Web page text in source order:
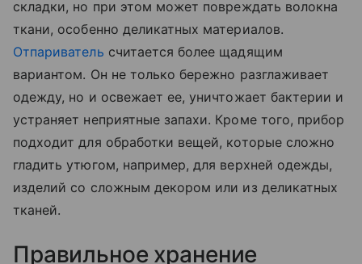
складки, но при этом может повреждать волокна
ткани, особенно деликатных материалов.
Отпариватель считается более щадящим
вариантом. Он не только бережно разглаживает
одежду, но и освежает ее, уничтожает бактерии и
устраняет неприятные запахи. Кроме того, прибор
подходит для обработки вещей, которые сложно
гладить утюгом, например, для верхней одежды,
изделий со сложным декором или из деликатных
тканей.
Правильное хранение